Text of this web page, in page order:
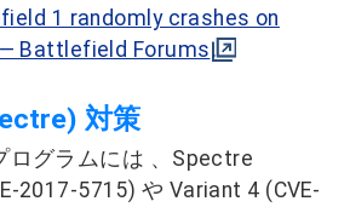
1 randomly crashes on
— Battlefield Forums
対策
ログラムには 、Spectre
2017-5715) や Variant 4 (CVE-